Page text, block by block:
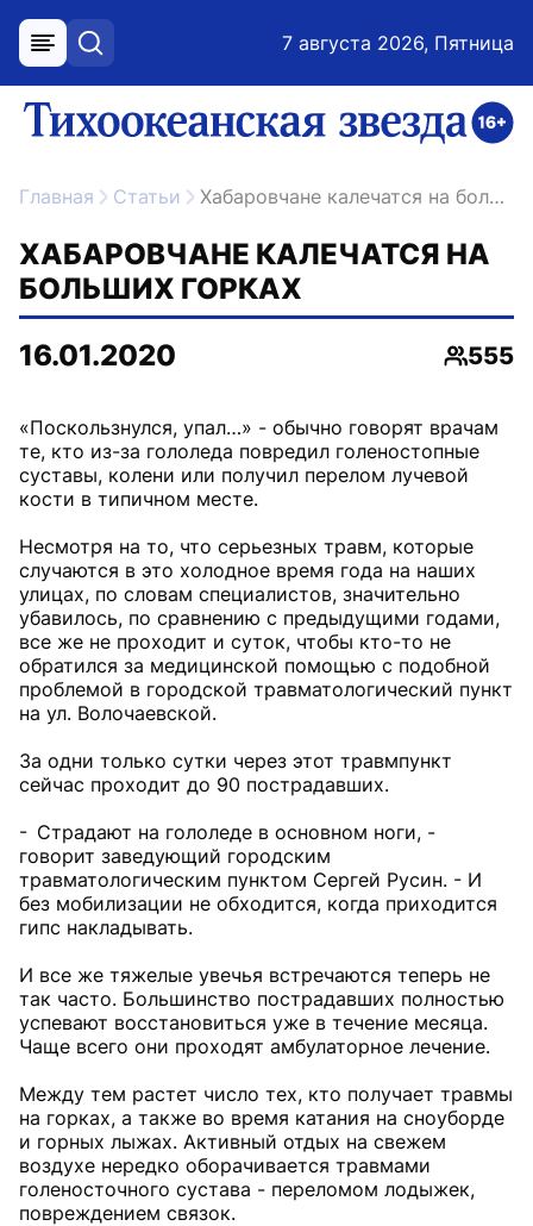
меню поиск 7 августа 2026, Пятница
ссылка на главную
Главная Статьи Хабаровчане калечатся на больших горках
ХАБАРОВЧАНЕ КАЛЕЧАТСЯ НА
БОЛЬШИХ ГОРКАХ
16.01.2020
555
«Поскользнулся, упал…» - обычно говорят врачам
те, кто из-за гололеда повредил голеностопные
суставы, колени или получил перелом лучевой
кости в типичном месте.
Несмотря на то, что серьезных травм, которые
случаются в это холодное время года на наших
улицах, по словам специалистов, значительно
убавилось, по сравнению с предыдущими годами,
все же не проходит и суток, чтобы кто-то не
обратился за медицинской помощью с подобной
проблемой в городской травматологический пункт
на ул. Волочаевской.
За одни только сутки через этот травмпункт
сейчас проходит до 90 пострадавших.
- Страдают на гололеде в основном ноги, -
говорит заведующий городским
травматологическим пунктом Сергей Русин. - И
без мобилизации не обходится, когда приходится
гипс накладывать.
И все же тяжелые увечья встречаются теперь не
так часто. Большинство пострадавших полностью
успевают восстановиться уже в течение месяца.
Чаще всего они проходят амбулаторное лечение.
Между тем растет число тех, кто получает травмы
на горках, а также во время катания на сноуборде
и горных лыжах. Активный отдых на свежем
воздухе нередко оборачивается травмами
голеносточного сустава - переломом лодыжек,
повреждением связок.